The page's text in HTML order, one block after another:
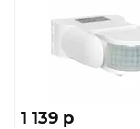
1 139 p